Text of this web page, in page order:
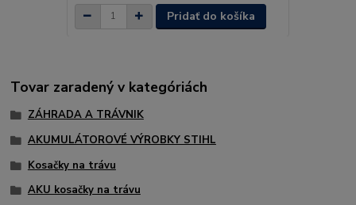
Pridať do košíka
Tovar zaradený v kategóriách
ZÁHRADA A TRÁVNIK
AKUMULÁTOROVÉ VÝROBKY STIHL
Kosačky na trávu
AKU kosačky na trávu